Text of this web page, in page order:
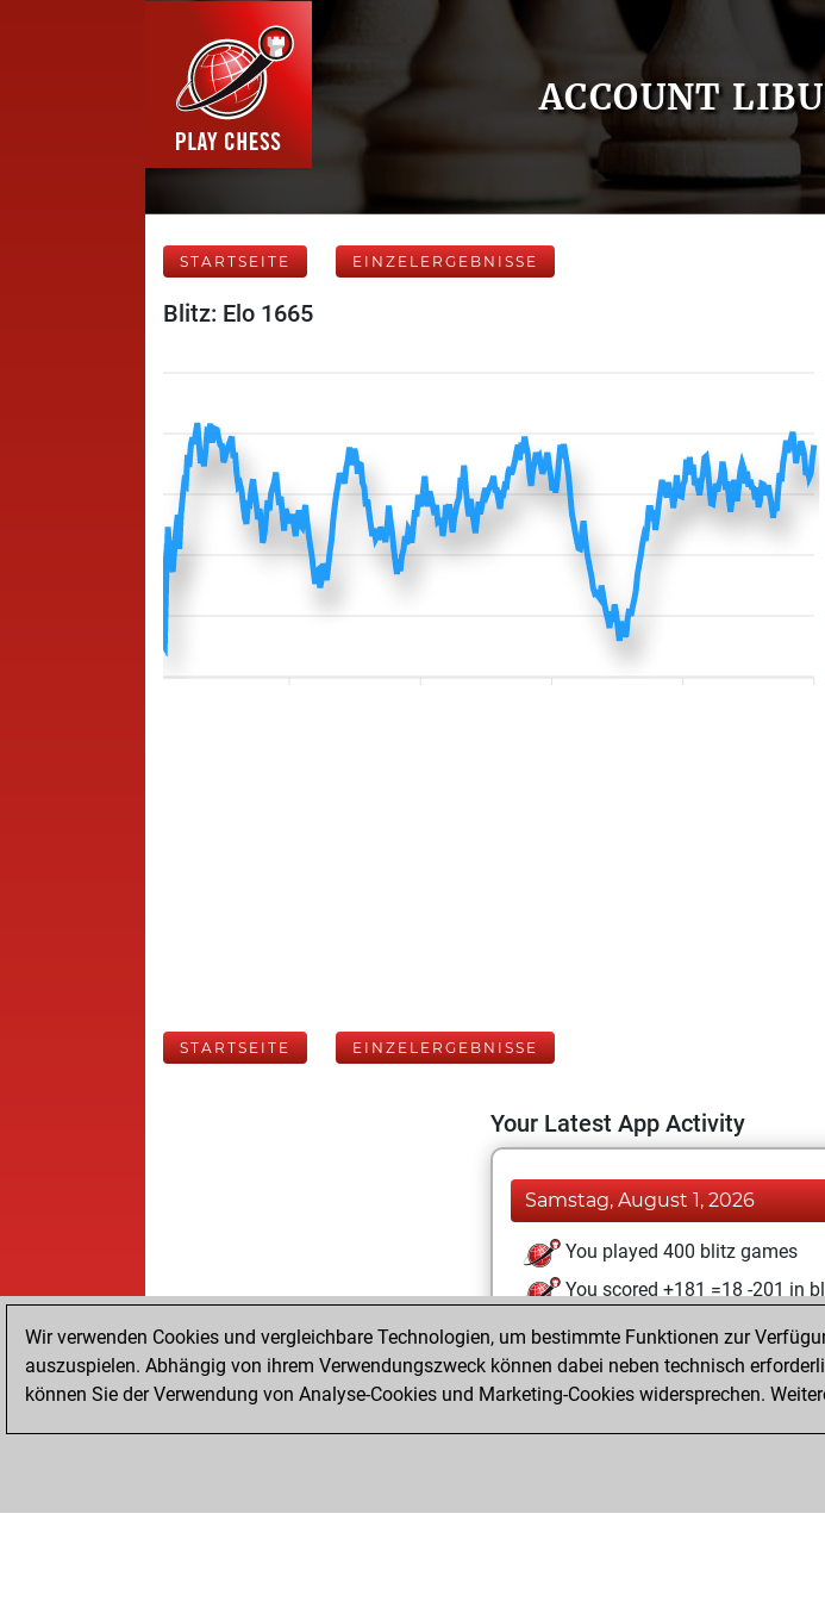
ACCOUNT
STARTSEITE EINZELERGEBNISSE
Blitz: Elo 1665
STARTSEITE EINZELERGEBNISSE
Your Latest App Activity
Samstag, August 1, 2026
You played 400 blitz games
You scored +181 =18 -201 in
Dienstag, September 3, 2024
You created your Fritz account
Wir verwenden Cookies und vergleichbare Technologien, um bestimmte Funktionen zur
auszuspielen. Abhängig von ihrem Verwendungszweck können dabei neben technisch
können Sie der Verwendung von Analyse-Cookies und Marketing-Cookies widersprechen.